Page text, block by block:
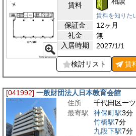
賃料
賃料を知りた
保証金
12ヶ月
礼金
無
入居時期
2027/1/1
検討リスト 賃
[041992] 一般財団法人日本教育会館
住所
千代田区一
最寄駅
神保町駅3分
竹橋駅7分
九段下駅7分